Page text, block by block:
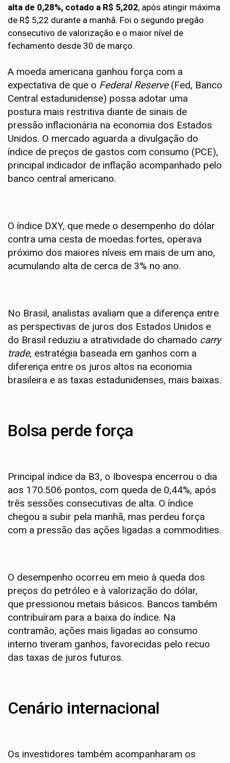
alta de 0,28%, cotado a R$ 5,202, após atingir máxima
de R$ 5,22 durante a manhã. Foi o segundo pregão
consecutivo de valorização e o maior nível de
fechamento desde 30 de março.
A moeda americana ganhou força com a
expectativa de que o Federal Reserve (Fed, Banco
Central estadunidense) possa adotar uma
postura mais restritiva diante de sinais de
pressão inflacionária na economia dos Estados
Unidos. O mercado aguarda a divulgação do
índice de preços de gastos com consumo (PCE),
principal indicador de inflação acompanhado pelo
banco central americano.
O índice DXY, que mede o desempenho do dólar
contra uma cesta de moedas fortes, operava
próximo dos maiores níveis em mais de um ano,
acumulando alta de cerca de 3% no ano.
No Brasil, analistas avaliam que a diferença entre
as perspectivas de juros dos Estados Unidos e
do Brasil reduziu a atratividade do chamado carry
trade, estratégia baseada em ganhos com a
diferença entre os juros altos na economia
brasileira e as taxas estadunidenses, mais baixas.
Bolsa perde força
Principal índice da B3, o Ibovespa encerrou o dia
aos 170.506 pontos, com queda de 0,44%, após
três sessões consecutivas de alta. O índice
chegou a subir pela manhã, mas perdeu força
com a pressão das ações ligadas a commodities.
O desempenho ocorreu em meio à queda dos
preços do petróleo e à valorização do dólar,
que pressionou metais básicos. Bancos também
contribuíram para a baixa do índice. Na
contramão, ações mais ligadas ao consumo
interno tiveram ganhos, favorecidas pelo recuo
das taxas de juros futuros.
Cenário internacional
Os investidores também acompanharam os